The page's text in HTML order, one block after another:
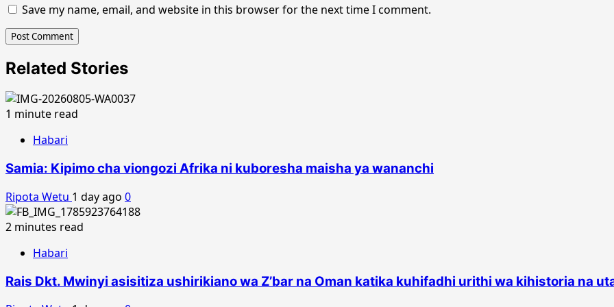
Save my name, email, and website in this browser for the next time I comment.
Related Stories
1 minute read
Habari
Samia: Kipimo cha viongozi Afrika ni kuboresha maisha ya wananchi
Ripota Wetu 1 day ago 0
2 minutes read
Habari
Rais Dkt. Mwinyi asisitiza ushirikiano wa Z’bar na Oman katika kuhifadhi urithi wa kihistoria na